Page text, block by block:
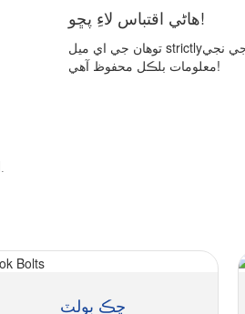
اجازت ڏين ۽ توهان کي قيمتي ادا ڪندي.
هاڻي اقتباس لاءِ پڇو!
توهان جي اي ميل strictlyاڻ سختي سان راز ۾ رکي ويندي ۽ اسان جو ڪاروباري عملو يقيني بڻائيندو ته توهان جي نجي
معلومات بلڪل محفوظ آهي!
ڇڪ بولٽ